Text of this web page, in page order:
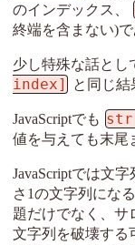
のインデックス、
終端を含まない)で
少し特殊な話とし
index]
と同じ結
JavaScriptでも
値を与えても末尾
JavaScriptでは文
さ1の文字列にな
題だけでなく、サ
文字列を破壊する